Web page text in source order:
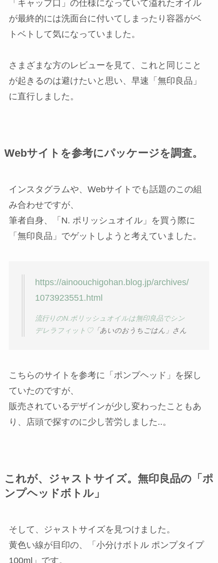
「キャップ口」の仕様になっていて溢れたオイル
が最終的には洗面台に付いてしまったり容器がベ
トベトして気になっていました。
さまざまな方のレビューを見て、これと同じこと
が起きるのは避けたいと思い、早速「無印良品」
に直行しました。
Webサイトを参考にパッケージを調査。
インスタグラムや、Webサイトでも話題のこの組
み合わせですが、
筆者自身、「N. ポリッシュオイル」を買う際に
「無印良品」でゲットしようと考えていました。
https://ainoouchigohan.blog.jp/archives/
1073923551.html
流行りのN.ポリッシュオイルは無印良品でシン
デレラフィット♡「あいのおうちごはん」さん
こちらのサイトを参考に「ポンプヘッド」を探し
ていたのですが、
販売されているデザインが少し変わったこともあ
り、店頭で探すのに少し苦労しました..。
これが、ジャストサイズ。無印良品の「ポ
ンプヘッドボトル」
そして、ジャストサイズを見つけました。
黄色い線が目印の、「小分けボトル ポンプタイプ
100ml」です。